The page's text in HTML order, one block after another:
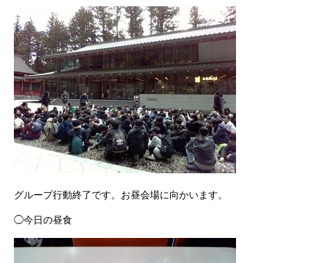
グループ行動終了です。お昼会場に向かいます。
◯今日の昼食